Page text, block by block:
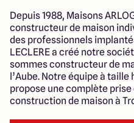
Depuis 1988, Maisons
constructeur de maison
des professionnels
LECLERE a créé notre
sommes constructeur de
l’Aube. Notre équipe à
propose une complète
construction de maison à